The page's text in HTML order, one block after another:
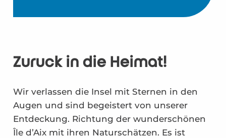
Zurück in die Heimat!
Wir verlassen die Insel mit Sternen in den
Augen und sind begeistert von unserer
Entdeckung. Richtung der wunderschönen
Île d’Aix mit ihren Naturschätzen. Es ist